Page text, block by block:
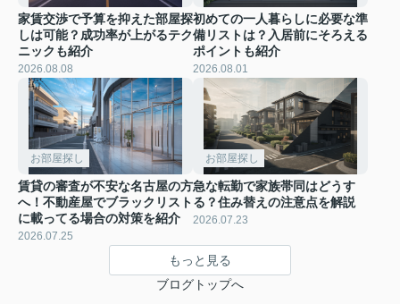
家賃交渉で予算を抑えた部屋探
しは可能？成功率が上がるテク
ニックも紹介
2026.08.08
初めての一人暮らしに必要な準
備リストは？入居前にそろえる
ポイントも紹介
2026.08.01
お部屋探し
賃貸の審査が不安な名古屋の方
へ！不動産屋でブラックリスト
に載ってる場合の対策を紹介
2026.07.25
お部屋探し
急な転勤で家族帯同はどうす
る？住み替えの注意点を解説
2026.07.23
もっと見る
ブログトップへ